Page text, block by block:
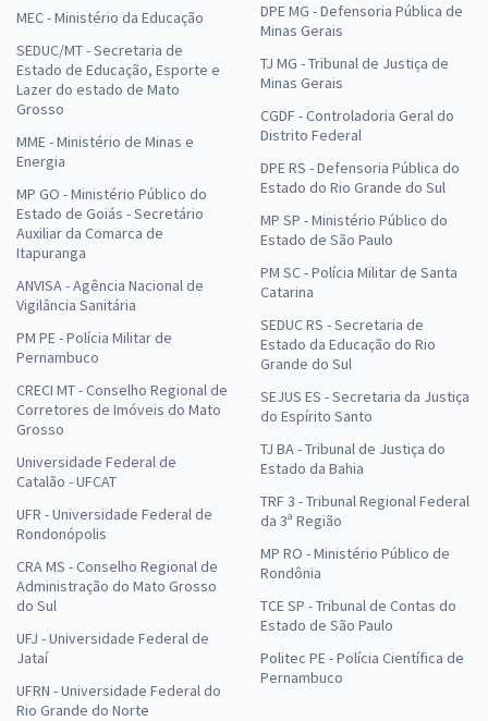
MEC - Ministério da Educação
SEDUC/MT - Secretaria de
Estado de Educação, Esporte e
Lazer do estado de Mato
Grosso
MME - Ministério de Minas e
Energia
MP GO - Ministério Público do
Estado de Goiás - Secretário
Auxiliar da Comarca de
Itapuranga
ANVISA - Agência Nacional de
Vigilância Sanitária
PM PE - Polícia Militar de
Pernambuco
CRECI MT - Conselho Regional de
Corretores de Imóveis do Mato
Grosso
Universidade Federal de
Catalão - UFCAT
UFR - Universidade Federal de
Rondonópolis
CRA MS - Conselho Regional de
Administração do Mato Grosso
do Sul
UFJ - Universidade Federal de
Jataí
UFRN - Universidade Federal do
Rio Grande do Norte
DPE MG - Defensoria Pública de
Minas Gerais
TJ MG - Tribunal de Justiça de
Minas Gerais
CGDF - Controladoria Geral do
Distrito Federal
DPE RS - Defensoria Pública do
Estado do Rio Grande do Sul
MP SP - Ministério Público do
Estado de São Paulo
PM SC - Polícia Militar de Santa
Catarina
SEDUC RS - Secretaria de
Estado da Educação do Rio
Grande do Sul
SEJUS ES - Secretaria da Justiça
do Espírito Santo
TJ BA - Tribunal de Justiça do
Estado da Bahia
TRF 3 - Tribunal Regional Federal
da 3ª Região
MP RO - Ministério Público de
Rondônia
TCE SP - Tribunal de Contas do
Estado de São Paulo
Politec PE - Polícia Científica de
Pernambuco